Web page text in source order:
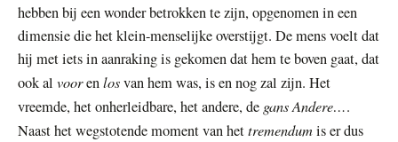
hebben bij een wonder betrokken te zijn, opgenomen in een
dimensie die het klein-menselijke overstijgt. De mens voelt dat
hij met iets in aanraking is gekomen dat hem te boven gaat, dat
ook al voorenlosvan hem was, is en nog zal zijn. Het
vreemde, het onherleidbare, het andere, de gans Andere….
Naast het wegstotende moment van hettremendumis er dus